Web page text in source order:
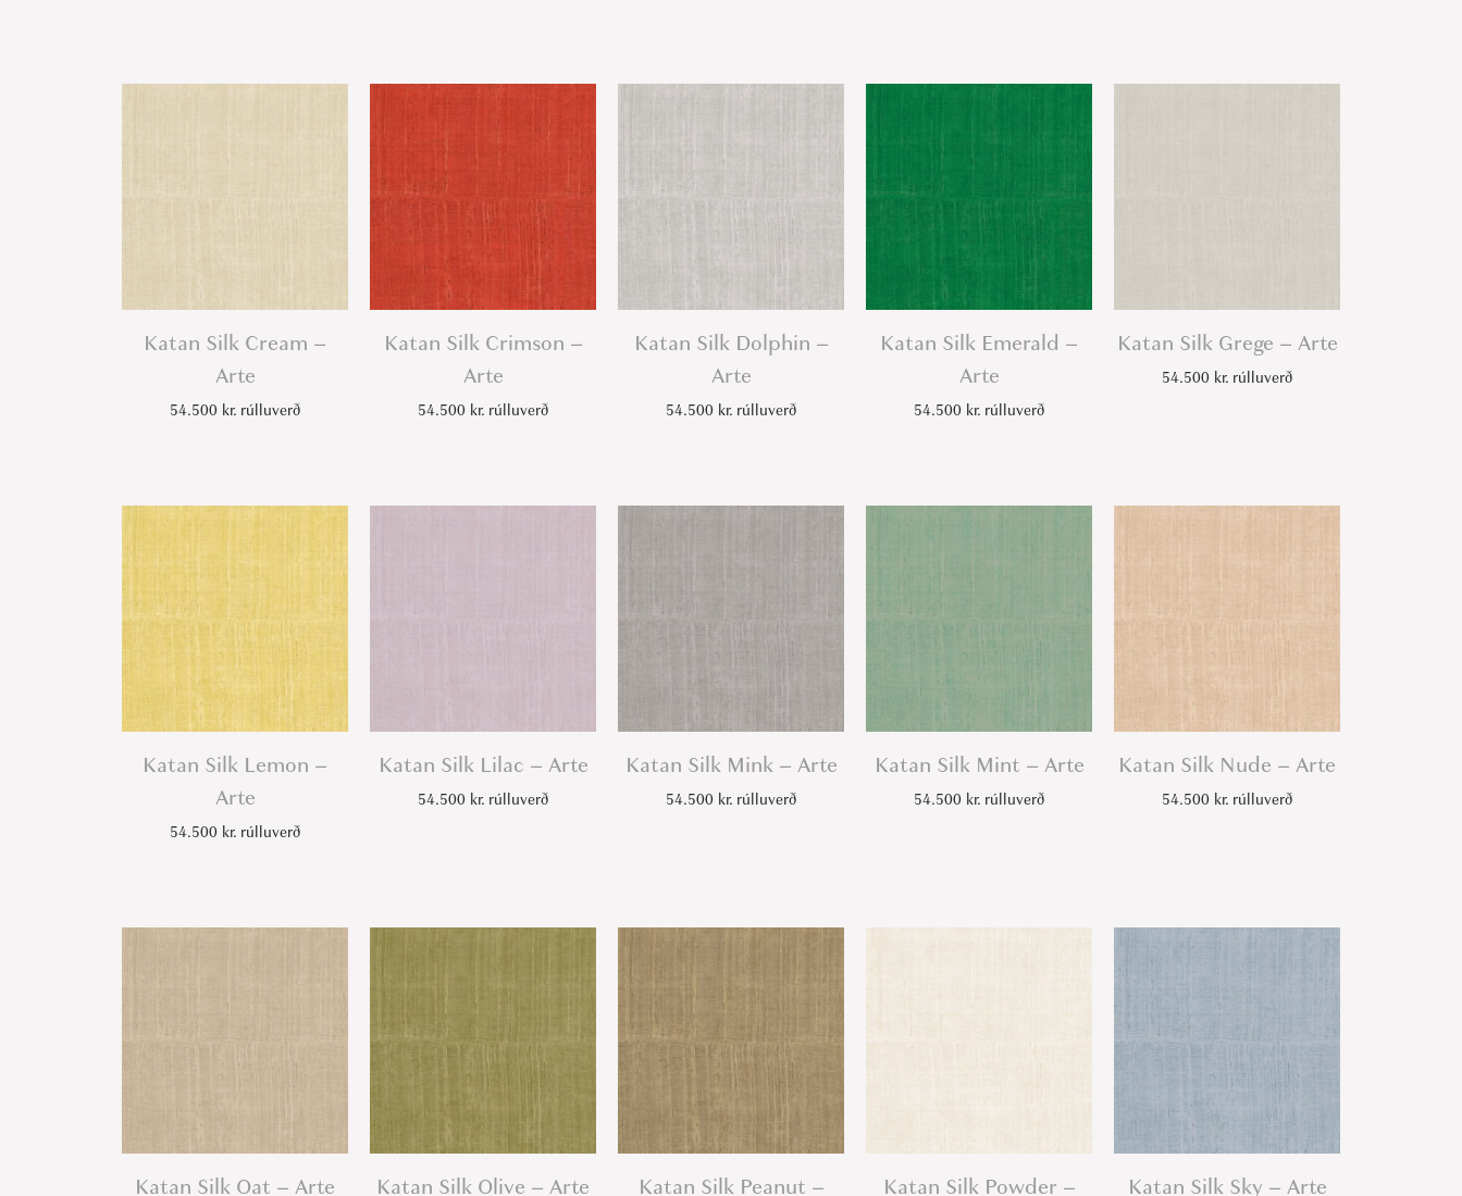
Katan Silk Cream –
Arte
54.500 kr. rúlluverð
Katan Silk Crimson –
Arte
54.500 kr. rúlluverð
Katan Silk Dolphin –
Arte
54.500 kr. rúlluverð
Katan Silk Emerald –
Arte
54.500 kr. rúlluverð
Katan Silk Grege – Arte
54.500 kr. rúlluverð
Katan Silk Lemon –
Arte
54.500 kr. rúlluverð
Katan Silk Lilac – Arte
54.500 kr. rúlluverð
Katan Silk Mink – Arte
54.500 kr. rúlluverð
Katan Silk Mint – Arte
54.500 kr. rúlluverð
Katan Silk Nude – Arte
54.500 kr. rúlluverð
Katan Silk Oat – Arte Katan Silk Olive – Arte Katan Silk Peanut – Katan Silk Powder – Katan Silk Sky – Arte